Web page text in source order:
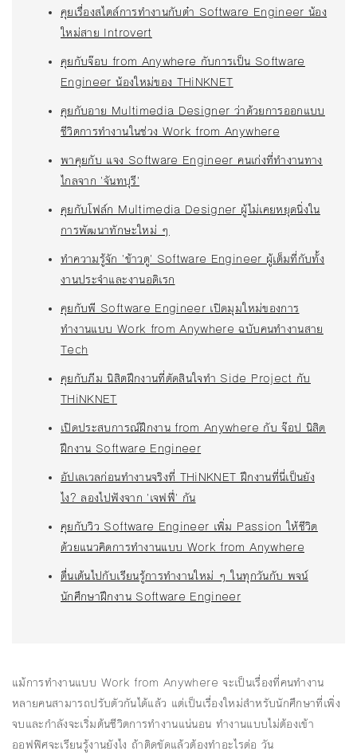
คุยเรื่องสไตล์การทำงานกับต๋า Software Engineer น้อง
ใหม่สาย Introvert
คุยกับจ๊อบ from Anywhere กับการเป็น Software
Engineer น้องใหม่ของ THiNKNET
คุยกับอาย Multimedia Designer ว่าด้วยการออกแบบ
ชีวิตการทำงานในช่วง Work from Anywhere
พาคุยกับ แจง Software Engineer คนเก่งที่ทำงานทาง
ไกลจาก 'จันทบุรี'
คุยกับโฟล์ก Multimedia Designer ผู้ไม่เคยหยุดนิ่งใน
การพัฒนาทักษะใหม่ ๆ
ทำความรู้จัก 'ข้าวตู' Software Engineer ผู้เต็มที่กับทั้ง
งานประจำและงานอดิเรก
คุยกับพี Software Engineer เปิดมุมใหม่ของการ
ทำงานแบบ Work from Anywhere ฉบับคนทำงานสาย
Tech
คุยกับภีม นิสิตฝึกงานที่ตัดสินใจทำ Side Project กับ
THiNKNET
เปิดประสบการณ์ฝึกงาน from Anywhere กับ จ๊อป นิสิต
ฝึกงาน Software Engineer
อัปเลเวลก่อนทำงานจริงที่ THiNKNET ฝึกงานที่นี่เป็นยัง
ไง? ลองไปฟังจาก 'เจฟฟี่' กัน
คุยกับวิว Software Engineer เพิ่ม Passion ให้ชีวิต
ด้วยแนวคิดการทำงานแบบ Work from Anywhere
ตื่นเต้นไปกับเรียนรู้การทำงานใหม่ ๆ ในทุกวันกับ พจน์
นักศึกษาฝึกงาน Software Engineer
แม้การทำงานแบบ Work from Anywhere จะเป็นเรื่องที่คนทำงาน
หลายคนสามารถปรับตัวกันได้แล้ว แต่เป็นเรื่องใหม่สำหรับนักศึกษาที่เพิ่ง
จบและกำลังจะเริ่มต้นชีวิตการทำงานแน่นอน ทำงานแบบไม่ต้องเข้า
ออฟฟิศจะเรียนรู้งานยังไง ถ้าติดขัดแล้วต้องทำอะไรต่อ วัน